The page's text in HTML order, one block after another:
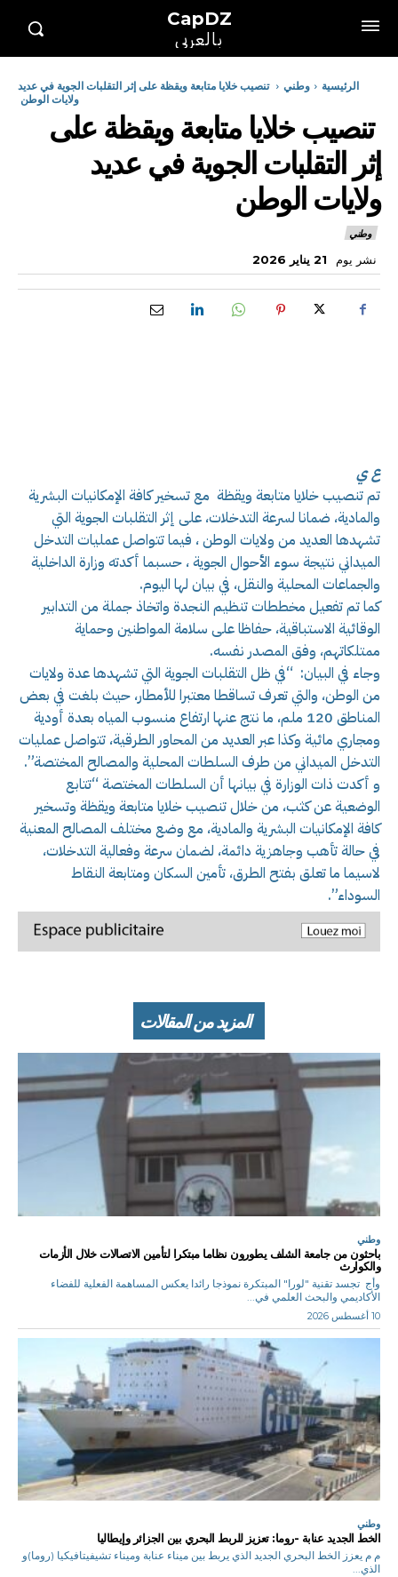
CapDZ
بالعربي
الرئيسية وطني
تنصيب خلايا متابعة ويقظة على إثر التقلبات الجوية في عديد
ولايات الوطن
تنصيب خلايا متابعة ويقظة على
إثر التقلبات الجوية في عديد
ولايات الوطن
وطني
نشر يوم 21 يناير 2026
ع ي
تم تنصيب خلايا متابعة ويقظة مع تسخير كافة الإمكانيات البشرية
والمادية، ضمانا لسرعة التدخلات، على إثر التقلبات الجوية التي
تشهدها العديد من ولايات الوطن ، فيما تتواصل عمليات التدخل
الميداني نتيجة سوء الأحوال الجوية ، حسبما أكدته وزارة الداخلية
والجماعات المحلية والنقل، في بيان لها اليوم.
كما تم تفعيل مخططات تنظيم النجدة واتخاذ جملة من التدابير
الوقائية الاستباقية، حفاظا على سلامة المواطنين وحماية
ممتلكاتهم، وفق المصدر نفسه.
وجاء في البيان: “في ظل التقلبات الجوية التي تشهدها عدة ولايات
من الوطن، والتي تعرف تساقطا معتبرا للأمطار، حيث بلغت في بعض
المناطق 120 ملم، ما نتج عنها ارتفاع منسوب المياه بعدة أودية
ومجاري مائية وكذا عبر العديد من المحاور الطرقية، تتواصل عمليات
التدخل الميداني من طرف السلطات المحلية والمصالح المختصة”.
و أكدت ذات الوزارة في بيانها أن السلطات المختصة “تتابع
الوضعية عن كثب، من خلال تنصيب خلايا متابعة ويقظة وتسخير
كافة الإمكانيات البشرية والمادية، مع وضع مختلف المصالح المعنية
في حالة تأهب وجاهزية دائمة، لضمان سرعة وفعالية التدخلات،
لاسيما ما تعلق بفتح الطرق، تأمين السكان ومتابعة النقاط
السوداء”.
المزيد من المقالات
وطني
باحثون من جامعة الشلف يطورون نظاما مبتكرا لتأمين الاتصالات خلال الأزمات
والكوارث
وأج تجسد تقنية "لورا" المبتكرة نموذجا رائدا يعكس المساهمة الفعلية للفضاء
الأكاديمي والبحث العلمي في...
10 أغسطس 2026
وطني
الخط الجديد عنابة -روما: تعزيز للربط البحري بين الجزائر وإيطاليا
م م يعزز الخط البحري الجديد الذي يربط بين ميناء عنابة وميناء تشيفيتافيكيا (روما)و
الذي...